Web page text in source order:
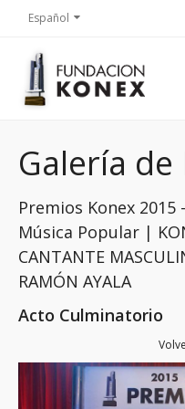
Español
Galería de
Premios Konex
Música Popular |
CANTANTE
RAMÓN AYALA
Acto Culminatorio